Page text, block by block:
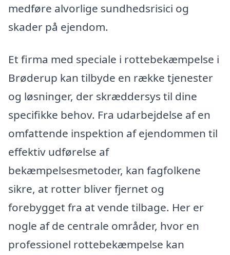
medføre alvorlige sundhedsrisici og
skader på ejendom.
Et firma med speciale i rottebekæmpelse i
Brøderup kan tilbyde en række tjenester
og løsninger, der skræddersys til dine
specifikke behov. Fra udarbejdelse af en
omfattende inspektion af ejendommen til
effektiv udførelse af
bekæmpelsesmetoder, kan fagfolkene
sikre, at rotter bliver fjernet og
forebygget fra at vende tilbage. Her er
nogle af de centrale områder, hvor en
professionel rottebekæmpelse kan